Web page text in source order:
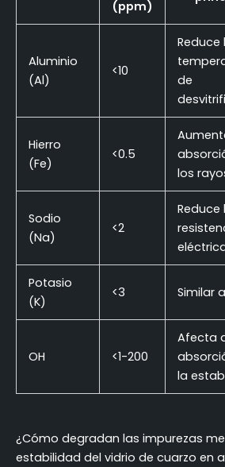
(ppm)
Aluminio
(Al)
<10
Reduce
de
Hierro
(Fe)
<0.5
los
Sodio
(Na)
<2
Reduce
Potasio
(K)
<3 Similar
OH <1-200
Afecta
la
¿Cómo degradan las impurezas
estabilidad del vidrio de cuarzo en